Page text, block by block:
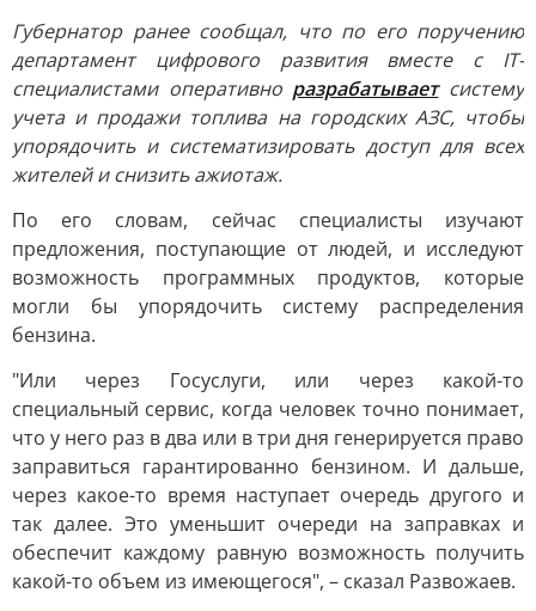
Губернатор ранее сообщал, что по его поручению
департамент цифрового развития вместе с IT-
специалистами оперативно разрабатываетсистему
учета и продажи топлива на городских АЗС, чтобы
упорядочить и систематизировать доступ для всех
жителей и снизить ажиотаж.
По его словам, сейчас специалисты изучают
предложения, поступающие от людей, и исследуют
возможность программных продуктов, которые
могли бы упорядочить систему распределения
бензина.
"Или через Госуслуги, или через какой-то
специальный сервис, когда человек точно понимает,
что у него раз в два или в три дня генерируется право
заправиться гарантированно бензином. И дальше,
через какое-то время наступает очередь другого и
так далее. Это уменьшит очереди на заправках и
обеспечит каждому равную возможность получить
какой-то объем из имеющегося", – сказал Развожаев.